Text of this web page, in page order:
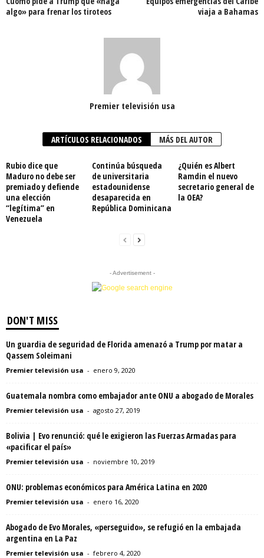
algo» para frenar los tiroteos
viaja a Bahamas
Premier televisión usa
ARTÍCULOS RELACIONADOS MÁS DEL AUTOR
Rubio dice que
Maduro no debe ser
premiado y defiende
una elección
“legítima” en
Venezuela
Continúa búsqueda
de universitaria
estadounidense
desaparecida en
República Dominicana
¿Quién es Albert
Ramdin el nuevo
secretario general de
la OEA?
- Advertisement -
DON'T MISS
Un guardia de seguridad de Florida amenazó a Trump por matar a
Qassem Soleimani
Premier televisión usa - enero 9, 2020
Guatemala nombra como embajador ante ONU a abogado de Morales
Premier televisión usa - agosto 27, 2019
Bolivia | Evo renunció: qué le exigieron las Fuerzas Armadas para
«pacificar el país»
Premier televisión usa - noviembre 10, 2019
ONU: problemas económicos para América Latina en 2020
Premier televisión usa - enero 16, 2020
Abogado de Evo Morales, «perseguido», se refugió en la embajada
argentina en La Paz
Premier televisión usa - febrero 4, 2020